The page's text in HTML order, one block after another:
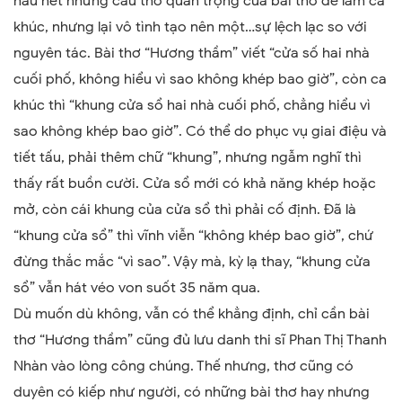
khúc, nhưng lại vô tình tạo nên một…sự lệch lạc so với
nguyên tác. Bài thơ “Hương thầm” viết “cửa số hai nhà
cuối phố, không hiểu vì sao không khép bao giờ”, còn ca
khúc thì “khung cửa sổ hai nhà cuối phố, chẳng hiểu vì
sao không khép bao giờ”. Có thể do phục vụ giai điệu và
tiết tấu, phải thêm chữ “khung”, nhưng ngẫm nghĩ thì
thấy rất buồn cười. Cửa sổ mới có khả năng khép hoặc
mở, còn cái khung của cửa sổ thì phải cố định. Đã là
“khung cửa sổ” thì vĩnh viễn “không khép bao giờ”, chứ
đừng thắc mắc “vì sao”. Vậy mà, kỳ lạ thay, “khung cửa
sổ” vẫn hát véo von suốt 35 năm qua.
Dù muốn dù không, vẫn có thể khẳng định, chỉ cần bài
thơ “Hương thầm” cũng đủ lưu danh thi sĩ Phan Thị Thanh
Nhàn vào lòng công chúng. Thế nhưng, thơ cũng có
duyên có kiếp như người, có những bài thơ hay nhưng